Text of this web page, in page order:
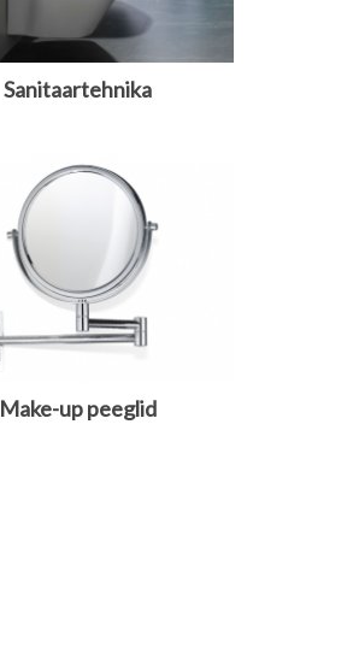
Sanitaartehnika
Make-up peeglid